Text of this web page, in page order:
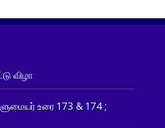
விழா
உரை 173 & 174 ;